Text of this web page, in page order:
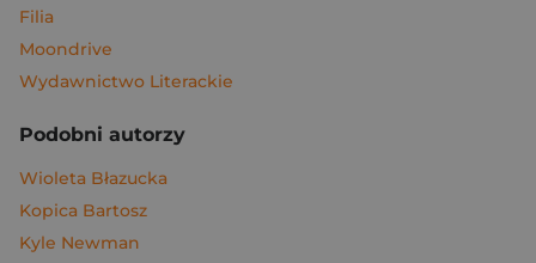
Filia
Moondrive
Wydawnictwo Literackie
Podobni autorzy
Wioleta Błazucka
Kopica Bartosz
Kyle Newman